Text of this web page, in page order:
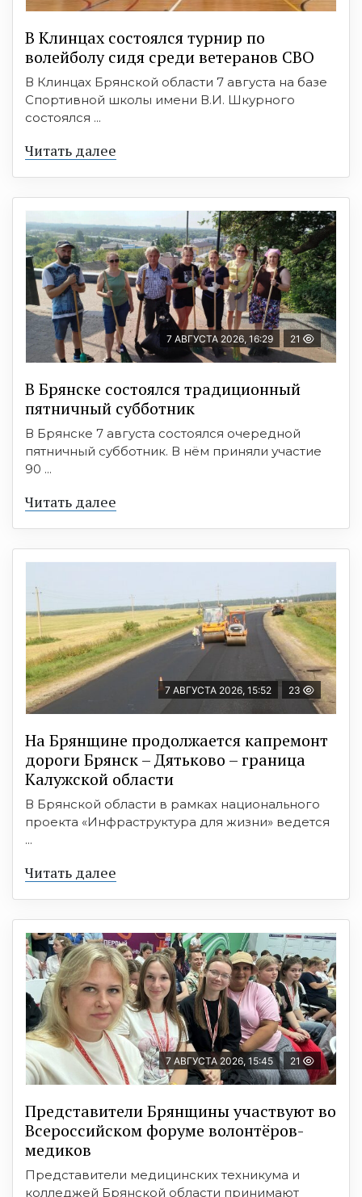
В Клинцах состоялся турнир по
волейболу сидя среди ветеранов СВО
В Клинцах Брянской области 7 августа на базе
Спортивной школы имени В.И. Шкурного
состоялся ...
Читать далее
7 АВГУСТА 2026, 16:29 21
В Брянске состоялся традиционный
пятничный субботник
В Брянске 7 августа состоялся очередной
пятничный субботник. В нём приняли участие
90 ...
Читать далее
7 АВГУСТА 2026, 15:52 23
На Брянщине продолжается капремонт
дороги Брянск – Дятьково – граница
Калужской области
В Брянской области в рамках национального
проекта «Инфраструктура для жизни» ведется
...
Читать далее
7 АВГУСТА 2026, 15:45 21
Представители Брянщины участвуют во
Всероссийском форуме волонтёров-
медиков
Представители медицинских техникума и
колледжей Брянской области принимают